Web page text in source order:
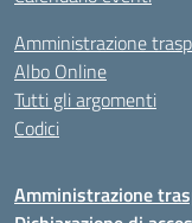
Amministrazione
Albo Online
Tutti gli argomenti
Codici
Amministrazione